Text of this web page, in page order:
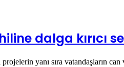
dalga kırıcı
yanı sıra vatandaşların